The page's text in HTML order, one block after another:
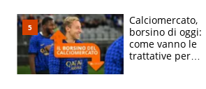
Calciomercato,
borsino di oggi:
come vanno le
trattative per